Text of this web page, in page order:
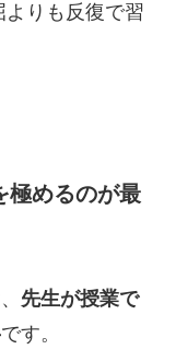
よりも反復で習
極めるのが最
先生が授業で
です。